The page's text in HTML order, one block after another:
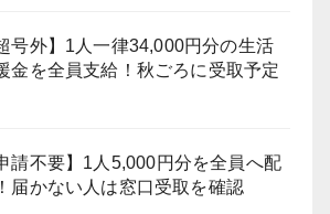
号外】1人一律34,000円分の生活
金を全員支給！秋ごろに受取予定
請不要】1人5,000円分を全員へ配
届かない人は窓口受取を確認